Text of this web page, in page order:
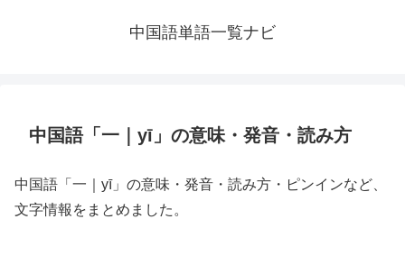
中国語単語一覧ナビ
中国語「一｜yī」の意味・発音・読み方
中国語「一｜yī」の意味・発音・読み方・ピンインなど、
文字情報をまとめました。